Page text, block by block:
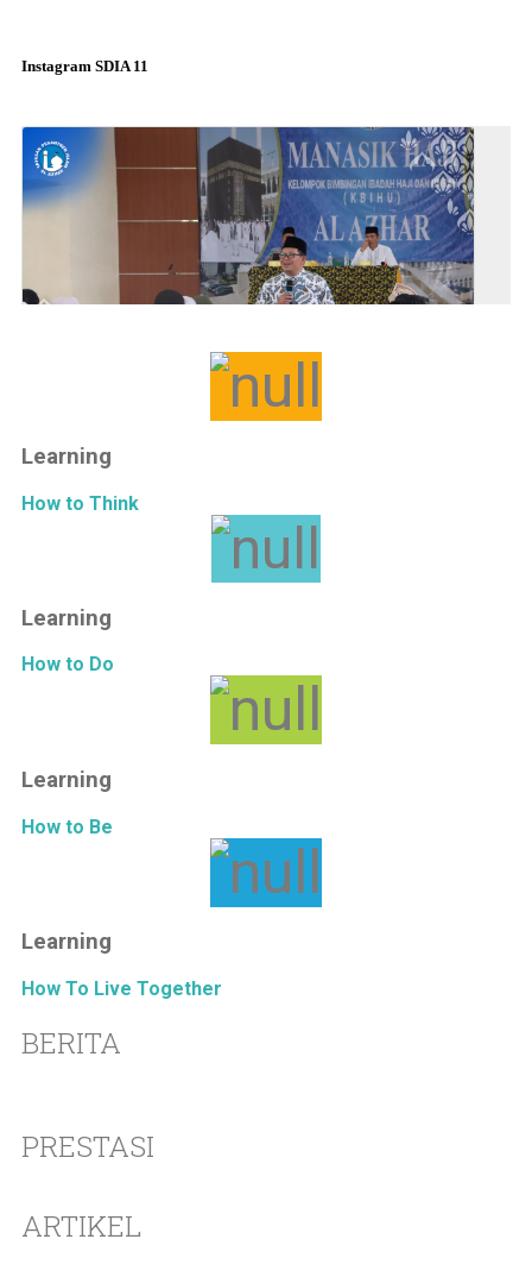
Instagram SDIA 11
Learning
How to Think
Learning
How to Do
Learning
How to Be
Learning
How To Live Together
BERITA
PRESTASI
ARTIKEL